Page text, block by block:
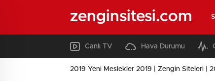
zenginsitesi.com
Canlı TV Hava Durumu
2019 Yeni Meslekler 2019 | Zengin Siteleri |